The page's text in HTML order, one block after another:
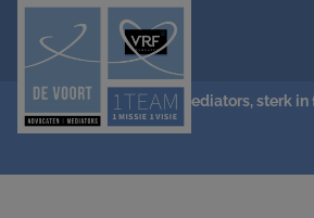
De Voort Advocaten | Mediators, sterk